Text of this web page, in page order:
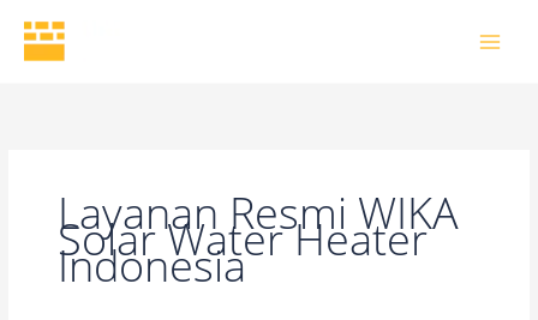
content
Layanan Resmi WIKA
Solar Water Heater
Indonesia